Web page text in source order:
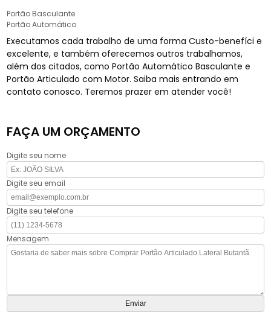
Portão Basculante
Portão Automático
Executamos cada trabalho de uma forma Custo-benefíci e
excelente, e também oferecemos outros trabalhamos,
além dos citados, como Portão Automático Basculante e
Portão Articulado com Motor. Saiba mais entrando em
contato conosco. Teremos prazer em atender você!
FAÇA UM ORÇAMENTO
Digite seu nome
Digite seu email
Digite seu telefone
Mensagem